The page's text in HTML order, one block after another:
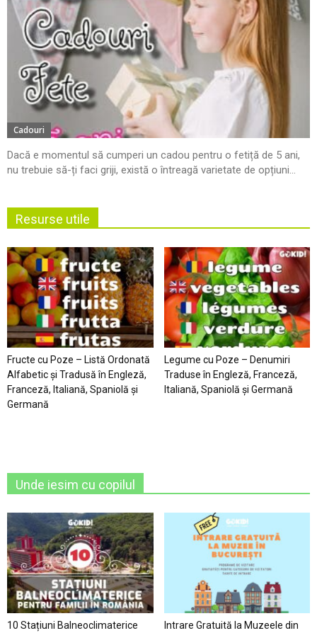
Cadouri
Dacă e momentul să cumperi un cadou pentru o fetiță de 5 ani,
nu trebuie să-ți faci griji, există o întreagă varietate de opțiuni...
Resurse utile
Fructe cu Poze – Listă Ordonată
Alfabetic şi Tradusă în Engleză,
Franceză, Italiană, Spaniolă şi
Germană
Legume cu Poze – Denumiri
Traduse în Engleză, Franceză,
Italiană, Spaniolă şi Germană
Unde iesim cu copilul
10 Stațiuni Balneoclimaterice
Intrare Gratuită la Muzeele din